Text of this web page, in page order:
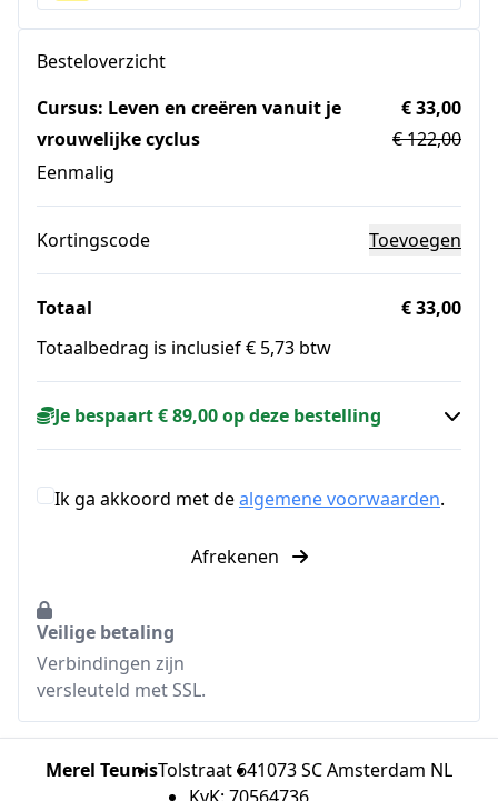
Besteloverzicht
Cursus: Leven en creëren vanuit je
vrouwelijke cyclus
Eenmalig
€ 33,00
€ 122,00
Kortingscode Toevoegen
Totaal
€ 33,00
Totaalbedrag is inclusief € 5,73 btw
Je bespaart € 89,00 op deze bestelling
Ik ga akkoord met dealgemene voorwaarden.
Afrekenen
Veilige betaling
Verbindingen zijn
versleuteld met SSL.
Merel TeunisTolstraat 641073 SC Amsterdam NL